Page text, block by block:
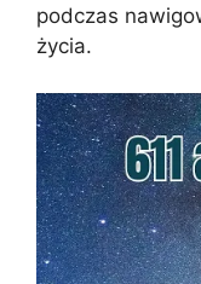
podczas
życia.